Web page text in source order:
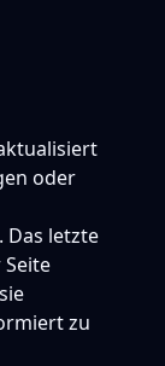
oder
Das letzte
zu